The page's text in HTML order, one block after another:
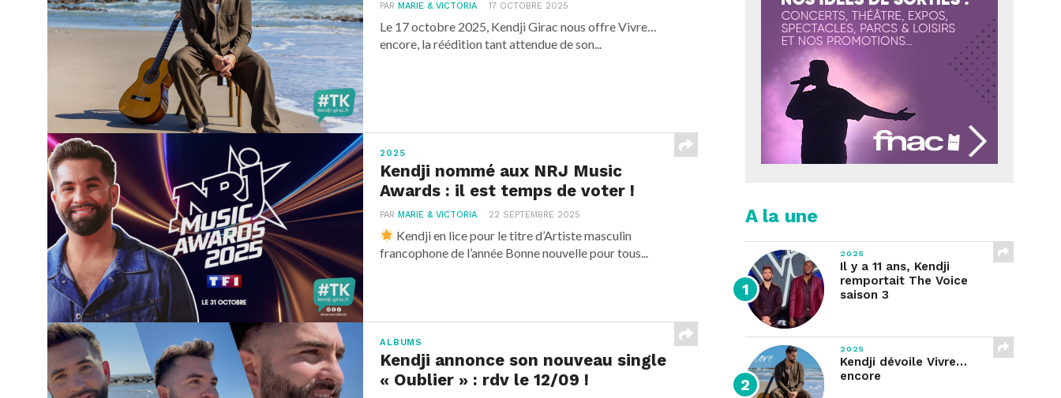
PARMARIE & VICTORIA 17 OCTOBRE 2025
Le 17 octobre 2025, Kendji Girac nous offre Vivre…
encore, la réédition tant attendue de son...
2025
Kendji nommé aux NRJ Music
Awards : il est temps de voter !
PARMARIE & VICTORIA 22 SEPTEMBRE 2025
Kendji en lice pour le titre d’Artiste masculin
francophone de l’année Bonne nouvelle pour tous...
ALBUMS
Kendji annonce son nouveau single
« Oublier » : rdv le 12/09 !
A la une
2025
Il y a 11 ans, Kendji
remportait The Voice
saison 3
2025
Kendji dévoile Vivre…
encore